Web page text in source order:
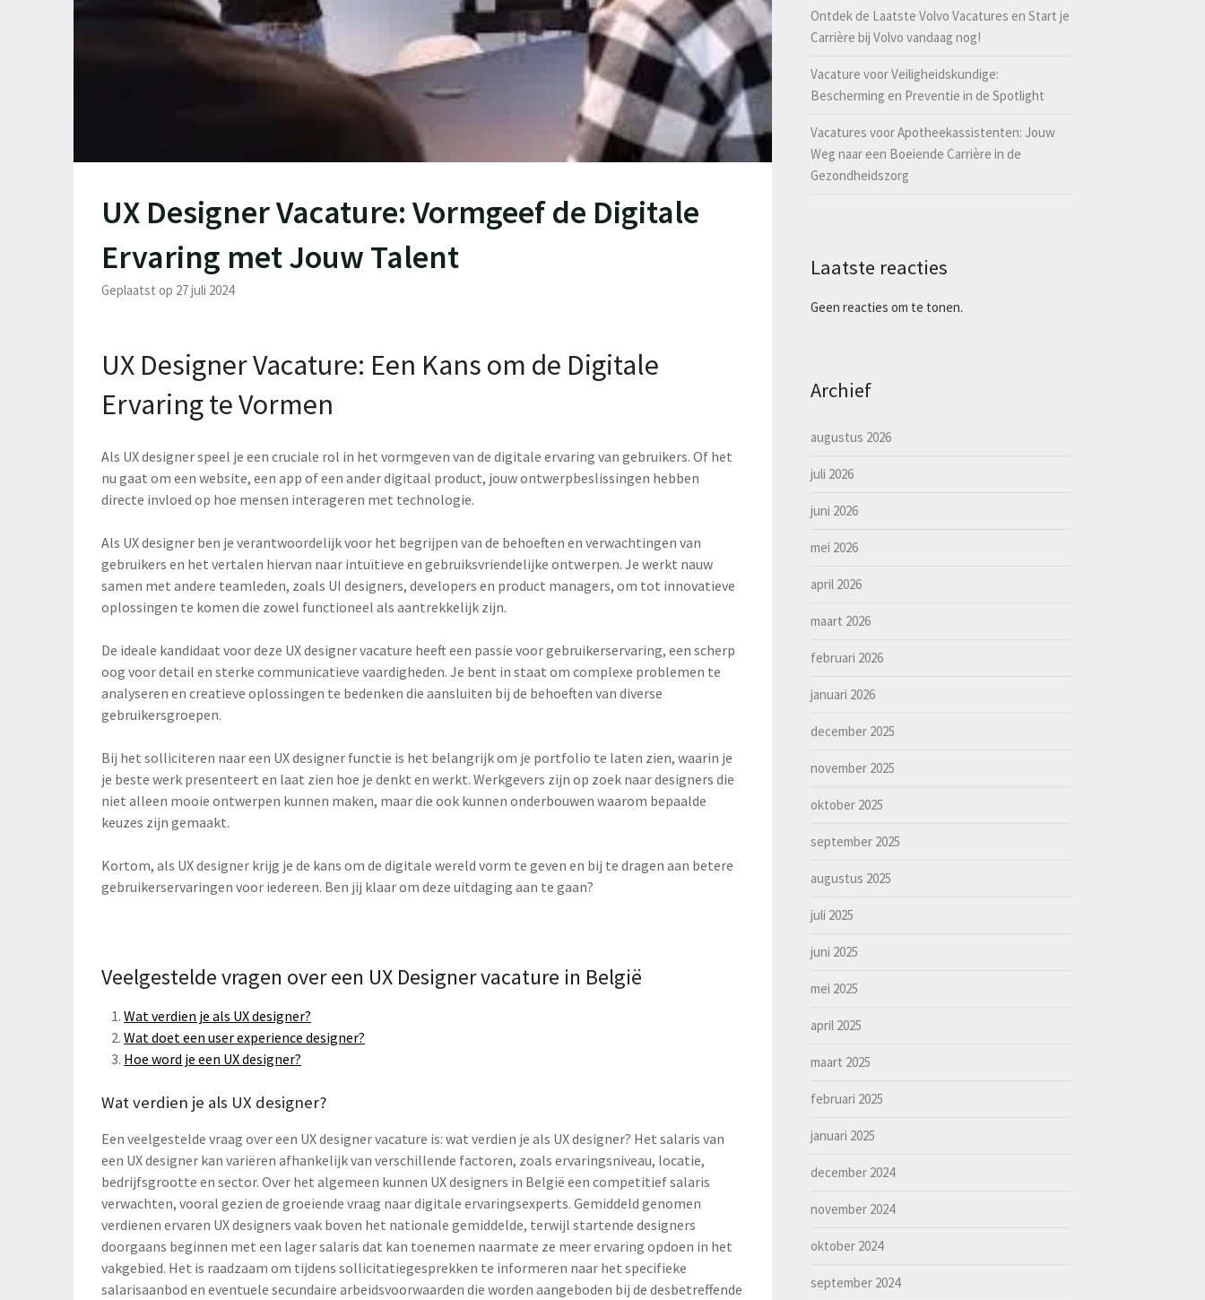
UX Designer Vacature: Vormgeef de Digitale
Ervaring met Jouw Talent
Geplaatst op 27 juli 2024
UX Designer Vacature: Een Kans om de Digitale
Ervaring te Vormen
Als UX designer speel je een cruciale rol in het vormgeven van de digitale ervaring van gebruikers. Of het
nu gaat om een website, een app of een ander digitaal product, jouw ontwerpbeslissingen hebben
directe invloed op hoe mensen interageren met technologie.
Als UX designer ben je verantwoordelijk voor het begrijpen van de behoeften en verwachtingen van
gebruikers en het vertalen hiervan naar intuïtieve en gebruiksvriendelijke ontwerpen. Je werkt nauw
samen met andere teamleden, zoals UI designers, developers en product managers, om tot innovatieve
oplossingen te komen die zowel functioneel als aantrekkelijk zijn.
De ideale kandidaat voor deze UX designer vacature heeft een passie voor gebruikerservaring, een scherp
oog voor detail en sterke communicatieve vaardigheden. Je bent in staat om complexe problemen te
analyseren en creatieve oplossingen te bedenken die aansluiten bij de behoeften van diverse
gebruikersgroepen.
Bij het solliciteren naar een UX designer functie is het belangrijk om je portfolio te laten zien, waarin je
je beste werk presenteert en laat zien hoe je denkt en werkt. Werkgevers zijn op zoek naar designers die
niet alleen mooie ontwerpen kunnen maken, maar die ook kunnen onderbouwen waarom bepaalde
keuzes zijn gemaakt.
Kortom, als UX designer krijg je de kans om de digitale wereld vorm te geven en bij te dragen aan betere
gebruikerservaringen voor iedereen. Ben jij klaar om deze uitdaging aan te gaan?
Veelgestelde vragen over een UX Designer vacature in België
Wat verdien je als UX designer?
Wat doet een user experience designer?
Hoe word je een UX designer?
Wat verdien je als UX designer?
Een veelgestelde vraag over een UX designer vacature is: wat verdien je als UX designer? Het salaris van
een UX designer kan variëren afhankelijk van verschillende factoren, zoals ervaringsniveau, locatie,
bedrijfsgrootte en sector. Over het algemeen kunnen UX designers in België een competitief salaris
verwachten, vooral gezien de groeiende vraag naar digitale ervaringsexperts. Gemiddeld genomen
verdienen ervaren UX designers vaak boven het nationale gemiddelde, terwijl startende designers
doorgaans beginnen met een lager salaris dat kan toenemen naarmate ze meer ervaring opdoen in het
vakgebied. Het is raadzaam om tijdens sollicitatiegesprekken te informeren naar het specifieke
salarisaanbod en eventuele secundaire arbeidsvoorwaarden die worden aangeboden bij de desbetreffende
Ontdek de Laatste Volvo Vacatures en Start je
Carrière bij Volvo vandaag nog!
Vacature voor Veiligheidskundige:
Bescherming en Preventie in de Spotlight
Vacatures voor Apotheekassistenten: Jouw
Weg naar een Boeiende Carrière in de
Gezondheidszorg
Laatste reacties
Geen reacties om te tonen.
Archief
augustus 2026
juli 2026
juni 2026
mei 2026
april 2026
maart 2026
februari 2026
januari 2026
december 2025
november 2025
oktober 2025
september 2025
augustus 2025
juli 2025
juni 2025
mei 2025
april 2025
maart 2025
februari 2025
januari 2025
december 2024
november 2024
oktober 2024
september 2024